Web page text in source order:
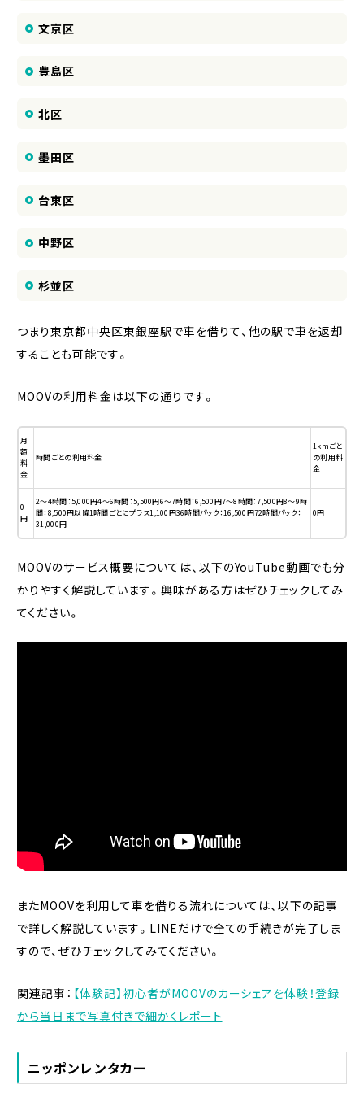
文京区
豊島区
北区
墨田区
台東区
中野区
杉並区
つまり東京都中央区東銀座駅で車を借りて、他の駅で車を返却
することも可能です。
MOOVの利用料金は以下の通りです。
月
額
料
金
時間ごとの利用料金
1kmごと
の利用料
金
0
円
2〜4時間：5,000円4〜6時間：5,500円6〜7時間：6,500円7〜8時間：7,500円8〜9時
間：8,500円以降1時間ごとにプラス1,100円36時間パック：16,500円72時間パック：
31,000円
0円
MOOVのサービス概要については、以下のYouTube動画でも分
かりやすく解説しています。興味がある方はぜひチェックしてみ
てください。
またMOOVを利用して車を借りる流れについては、以下の記事
で詳しく解説しています。LINEだけで全ての手続きが完了しま
すので、ぜひチェックしてみてください。
関連記事： 【体験記】初心者がMOOVのカーシェアを体験！登録
から当日まで写真付きで細かくレポート
ニッポンレンタカー